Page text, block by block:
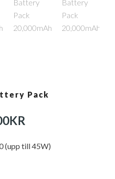
Pack
KR
PRISET
(upp till 45W)